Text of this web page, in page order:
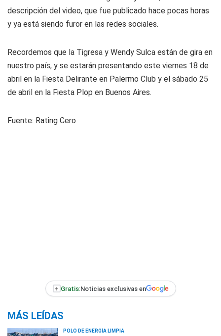
descripción del video, que fue publicado hace pocas horas
y ya está siendo furor en las redes sociales.
Recordemos que la Tigresa y Wendy Sulca están de gira en
nuestro país, y se estarán presentando este viernes 18 de
abril en la Fiesta Delirante en Palermo Club y el sábado 25
de abril en la Fiesta Plop en Buenos Aires.
Fuente: Rating Cero
+ Gratis:Noticias exclusivas en
MÁS LEÍDAS
POLO DE ENERGÍA LIMPIA